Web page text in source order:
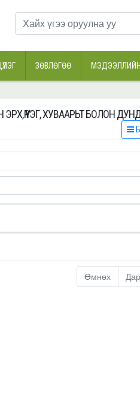
ЗӨВЛӨГӨӨ
ЭРХ, ҮҮРЭГ, ХУВААРЬТ БОЛОН
Өмнөх